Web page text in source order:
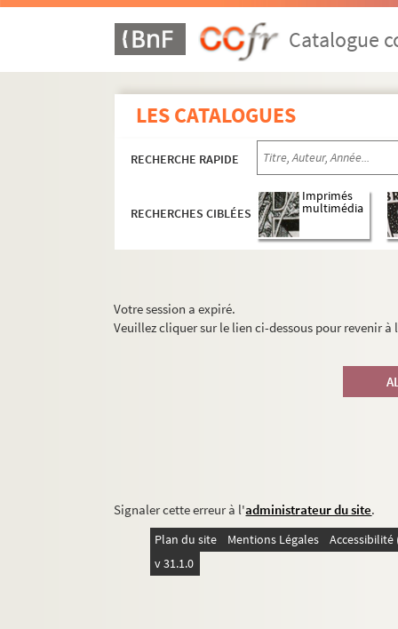
Catalogue
LES CATALOGUES
RECHERCHE RAPIDE
RECHERCHES CIBLÉES
Imprimés
multimédia
Votre session a expiré.
Veuillez cliquer sur le lien ci-dessous pour revenir
Signaler cette erreur à l'administrateur du site.
Plan du site Mentions Légales
v 31.1.0